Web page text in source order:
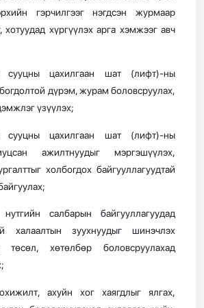
гэрчилгээг нэгдсэн журмаар
хотуудад хүргүүлэх арга хэмжээг авч
цахилгаан шат (лифт)-ны
дүрэм, журам боловсруулах,
үзүүлэх;
цахилгаан шат (лифт)-ны
ажилтнуудыг мэргэшүүлэх,
холбогдох байгууллагуудтай
салбарын байгууллагуудад
халаалтын зуухнуудыг шинэчлэх
төсөл, хөтөлбөр боловсруулахад
ахуйн хог хаягдлыг ялгах,